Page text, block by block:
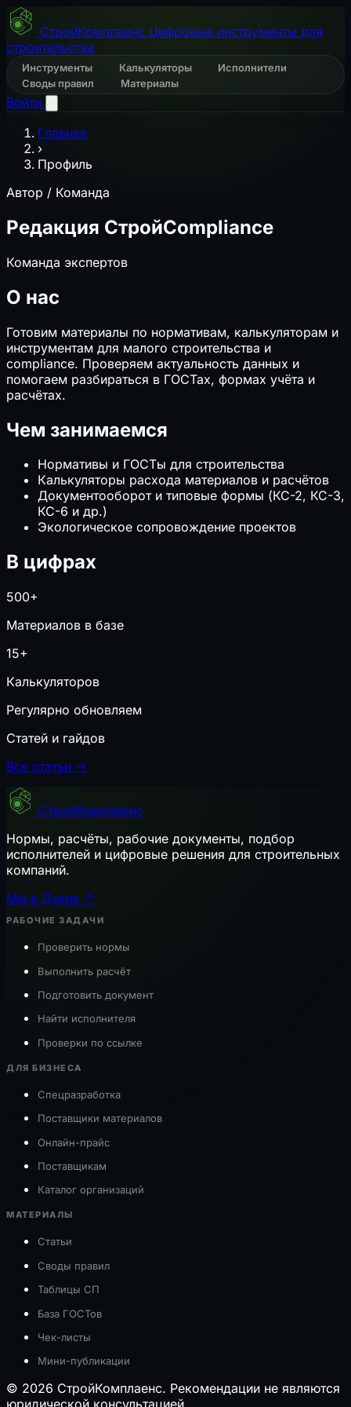
СтройКомплаенс Цифровые инструменты для
строительства
Инструменты Калькуляторы
Исполнители
Своды правил
Материалы
Войти
Главная
›
Профиль
Автор / Команда
Редакция СтройCompliance
Команда экспертов
О нас
Готовим материалы по нормативам, калькуляторам и
инструментам для малого строительства и
compliance. Проверяем актуальность данных и
помогаем разбираться в ГОСТах, формах учёта и
расчётах.
Чем занимаемся
Нормативы и ГОСТы для строительства
Калькуляторы расхода материалов и расчётов
Документооборот и типовые формы (КС-2, КС-3,
КС-6 и др.)
Экологическое сопровождение проектов
В цифрах
500+
Материалов в базе
15+
Калькуляторов
Регулярно обновляем
Статей и гайдов
Все статьи →
СтройКомплаенс
Нормы, расчёты, рабочие документы, подбор
исполнителей и цифровые решения для строительных
компаний.
Мы в Дзене ↗
РАБОЧИЕ ЗАДАЧИ
Проверить нормы
Выполнить расчёт
Подготовить документ
Найти исполнителя
Проверки по ссылке
ДЛЯ БИЗНЕСА
Спецразработка
Поставщики материалов
Онлайн-прайс
Поставщикам
Каталог организаций
МАТЕРИАЛЫ
Статьи
Своды правил
Таблицы СП
База ГОСТов
Чек-листы
Мини-публикации
© 2026 СтройКомплаенс. Рекомендации не являются